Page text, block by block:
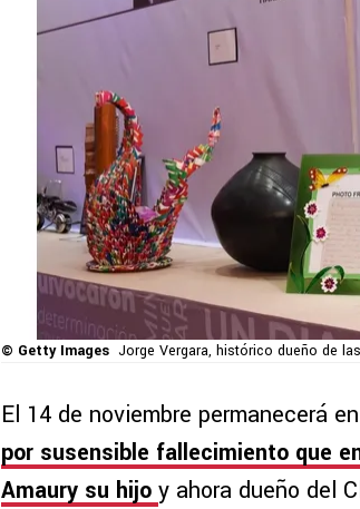
© Getty Images Jorge Vergara, histórico dueño de
El 14 de noviembre permanecerá
por susensible fallecimiento que
Amaury su hijo y ahora dueño del